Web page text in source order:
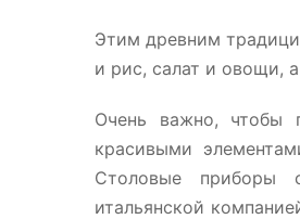
Этим древним
и рис, салат и овощи,
Очень важно, чтобы
красивыми
Столовые приборы
итальянской